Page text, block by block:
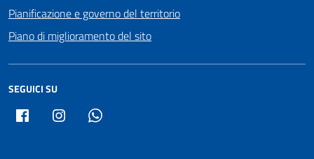
Pianificazione e governo del territorio
Piano di miglioramento del sito
SEGUICI SU
Facebook Instagram